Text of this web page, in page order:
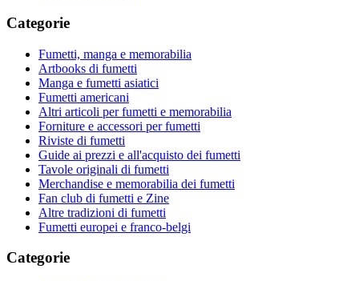
Categorie
Fumetti, manga e memorabilia
Artbooks di fumetti
Manga e fumetti asiatici
Fumetti americani
Altri articoli per fumetti e memorabilia
Forniture e accessori per fumetti
Riviste di fumetti
Guide ai prezzi e all'acquisto dei fumetti
Tavole originali di fumetti
Merchandise e memorabilia dei fumetti
Fan club di fumetti e Zine
Altre tradizioni di fumetti
Fumetti europei e franco-belgi
Categorie